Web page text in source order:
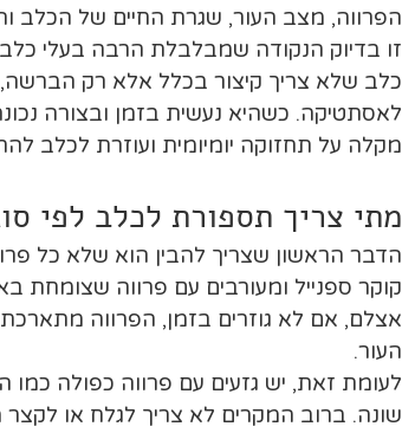
הפרווה, מצב העור, שגרת החיים של הכלב
כלב שלא צריך קיצור בכלל אלא רק הברשה,
לאסתטיקה. כשהיא נעשית בזמן ובצורה
מקלה על תחזוקה יומיומית ועוזרת לכלב
מתי צריך תספורת לכלב לפי
הדבר הראשון שצריך להבין הוא שלא כל
קוקר ספנייל ומעורבים עם פרווה שצומחת
אצלם, אם לא גוזרים בזמן, הפרווה
העור.
לעומת זאת, יש גזעים עם פרווה כפולה כמו
שונה. ברוב המקרים לא צריך לגלח או